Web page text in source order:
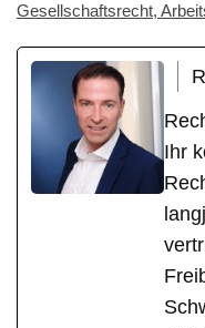
Gesellschaftsrecht,
Ihr